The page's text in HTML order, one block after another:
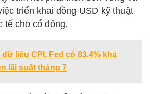
triển khai đồng USD kỹ thuật
tế cho cổ đông.
dữ liệu CPI, Fed có 83,4% khả
lãi suất tháng 7